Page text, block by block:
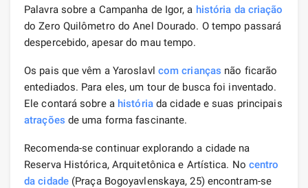
Palavra sobre a Campanha de Igor, a história da criação
do Zero Quilômetro do Anel Dourado. O tempo passará
despercebido, apesar do mau tempo.
Os pais que vêm a Yaroslavl com crianças não ficarão
entediados. Para eles, um tour de busca foi inventado.
Ele contará sobre a históriada cidade e suas principais
atrações de uma forma fascinante.
Recomenda-se continuar explorando a cidade na
Reserva Histórica, Arquitetônica e Artística. No centro
da cidade(Praça Bogoyavlenskaya, 25) encontram-se